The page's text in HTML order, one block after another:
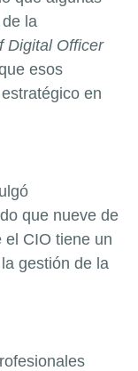
la
Digital Officer
esos
en
que nueve de
el CIO tiene un
gestión de la